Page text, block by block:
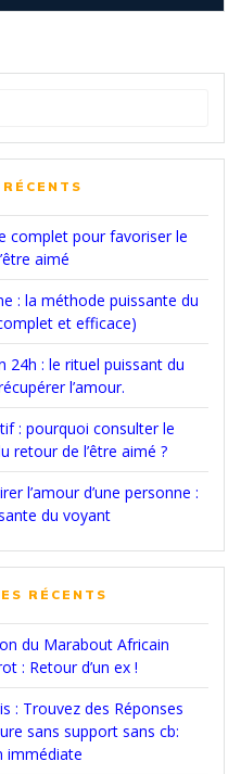
complet pour favoriser le
aimé
: la méthode puissante du
et efficace)
24h : le rituel puissant du
l’amour.
: pourquoi consulter le
retour de l’être aimé ?
l’amour d’une personne :
du voyant
RÉCENTS
du Marabout Africain
: Retour d’un ex !
: Trouvez des Réponses
sans support sans cb:
immédiate